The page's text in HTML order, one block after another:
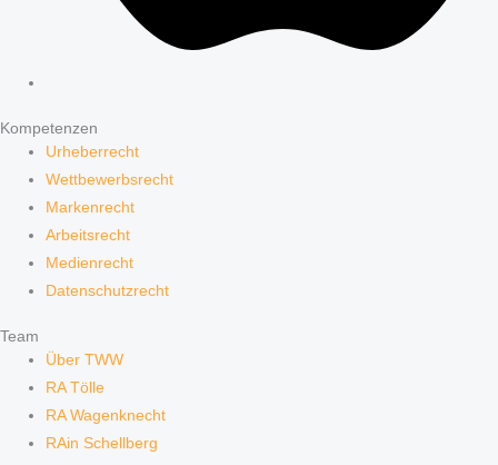
Kompetenzen
Urheberrecht
Wettbewerbsrecht
Markenrecht
Arbeitsrecht
Medienrecht
Datenschutzrecht
Team
Über TWW
RA Tölle
RA Wagenknecht
RAin Schellberg